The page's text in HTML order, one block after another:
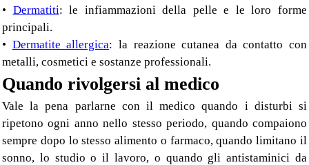
• Dermatiti: le infiammazioni della pelle e le loro forme
principali.
• Dermatite allergica: la reazione cutanea da contatto con
metalli, cosmetici e sostanze professionali.
Quando rivolgersi al medico
Vale la pena parlarne con il medico quando i disturbi si
ripetono ogni anno nello stesso periodo, quando compaiono
sempre dopo lo stesso alimento o farmaco, quando limitano il
sonno, lo studio o il lavoro, o quando gli antistaminici da